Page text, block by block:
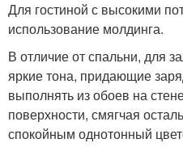
Для гостиной с высокими
использование молдинга.
В отличие от спальни, для
яркие тона, придающие
выполнять из обоев на
поверхности, смягчая
спокойным однотонный